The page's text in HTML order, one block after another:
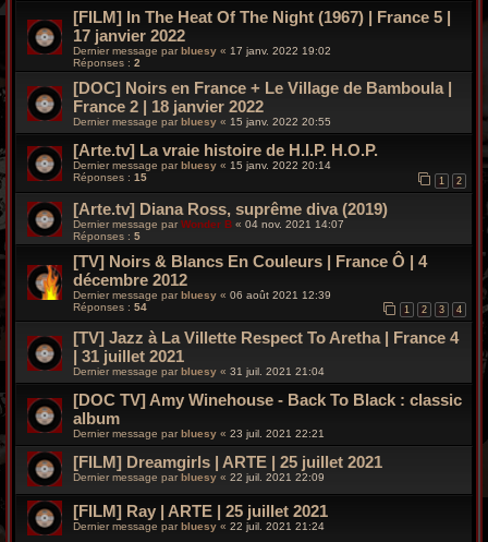
[FILM] In The Heat Of The Night (1967) | France 5 |
17 janvier 2022
Dernier message par bluesy « 17 janv. 2022 19:02
Réponses : 2
[DOC] Noirs en France + Le Village de Bamboula |
France 2 | 18 janvier 2022
Dernier message par bluesy « 15 janv. 2022 20:55
[Arte.tv] La vraie histoire de H.I.P. H.O.P.
Dernier message parbluesy « 15 janv. 2022 20:14
Réponses : 15 1 2
[Arte.tv] Diana Ross, suprême diva (2019)
Dernier message par Wonder B « 04 nov. 2021 14:07
Réponses : 5
[TV] Noirs & Blancs En Couleurs | France Ô | 4
décembre 2012
Dernier message par bluesy « 06 août 2021 12:39
Réponses : 54 1 2 3 4
[TV] Jazz à La Villette Respect To Aretha | France 4
| 31 juillet 2021
Dernier message par bluesy « 31 juil. 2021 21:04
[DOC TV] Amy Winehouse - Back To Black : classic
album
Dernier message par bluesy « 23 juil. 2021 22:21
[FILM] Dreamgirls | ARTE | 25 juillet 2021
Dernier message par bluesy « 22 juil. 2021 22:09
[FILM] Ray | ARTE | 25 juillet 2021
Dernier message parbluesy « 22 juil. 2021 21:24